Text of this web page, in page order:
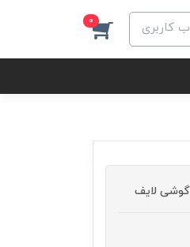
کاربری 0
لایف